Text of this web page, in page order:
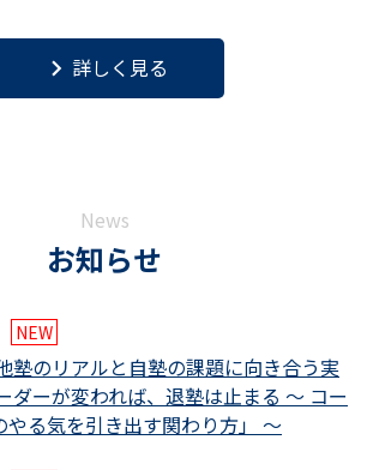
keyboard_arrow_right 詳しく見る
News
お知らせ
NEW
塾のリアルと自塾の課題に向き合う実
ダーが変われば、退塾は止まる 〜 コー
やる気を引き出す関わり方」 〜